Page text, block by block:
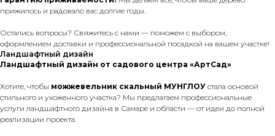
прижилось и радовало вас долгие годы.
Остались вопросы? Свяжитесь с нами — поможем с выбором,
оформлением доставки и профессиональной посадкой на вашем участке!
Ландшафтный дизайн
Ландшафтный дизайн от садового центра «АртСад»
Хотите, чтобы можжевельник скальный МУНГЛОУ стала основой
стильного и ухоженного участка? Мы предлагаем профессиональные
услуги ландшафтного дизайна в Самаре и области — от идеи до полной
реализации проекта.